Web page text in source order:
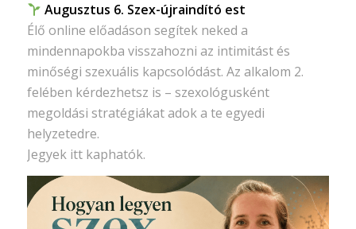
Augusztus 6. Szex-újraindító est
Élő online előadáson segítek neked a
mindennapokba visszahozni az intimitást és
minőségi szexuális kapcsolódást. Az alkalom 2.
felében kérdezhetsz is – szexológusként
megoldási stratégiákat adok a te egyedi
helyzetedre.
Jegyek itt kaphatók.